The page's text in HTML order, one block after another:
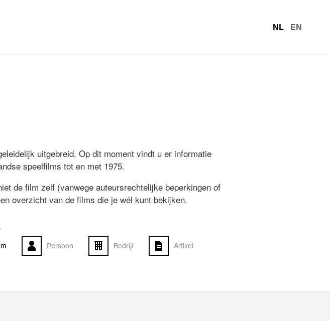
NL EN
uitgebreid. Op dit moment vindt u er informatie
speelfilms tot en met 1975.
de film zelf (vanwege auteursrechtelijke beperkingen of
overzicht van de films die je wél kunt bekijken.
Persoon Bedrijf Artikel